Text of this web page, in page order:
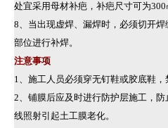
处宜采用母材补疤，补疤尺寸可为300
8、当出现虚焊、漏焊时，必须切开
部位进行补焊。
注意事项
1、施工人员必须穿无钉鞋或胶底鞋，
2、铺膜后应及时进行防护层施工，
线照射引起土工膜老化。